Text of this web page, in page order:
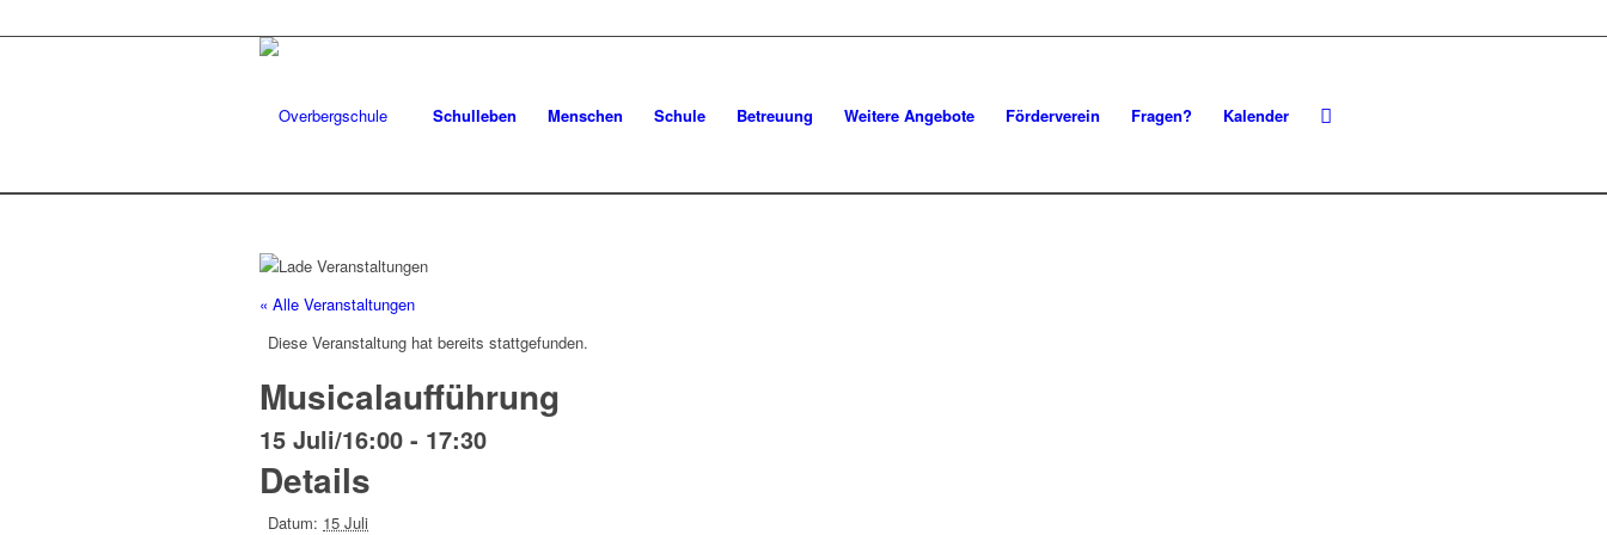
Schulleben Menschen Schule Betreuung Weitere Angebote Förderverein Fragen? Kalender
« Alle Veranstaltungen
Diese Veranstaltung hat bereits stattgefunden.
Musicalaufführung
15 Juli/16:00 - 17:30
Details
Datum: 15 Juli